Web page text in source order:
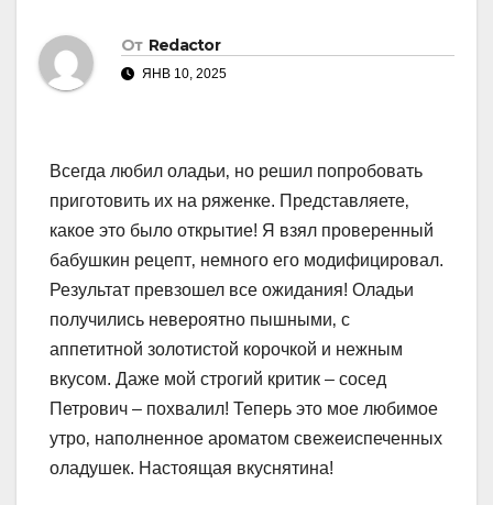
От Redactor
ЯНВ 10, 2025
Всегда любил оладьи‚ но решил попробовать
приготовить их на ряженке. Представляете‚
какое это было открытие! Я взял проверенный
бабушкин рецепт‚ немного его модифицировал.
Результат превзошел все ожидания! Оладьи
получились невероятно пышными‚ с
аппетитной золотистой корочкой и нежным
вкусом. Даже мой строгий критик – сосед
Петрович – похвалил! Теперь это мое любимое
утро‚ наполненное ароматом свежеиспеченных
оладушек. Настоящая вкуснятина!